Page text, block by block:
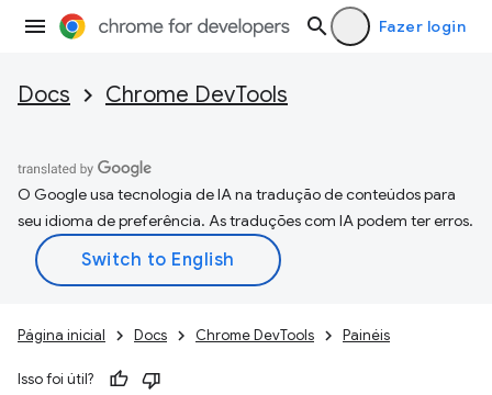
Fazer login
Docs Chrome DevTools
O Google usa tecnologia de IA na tradução de conteúdos para
seu idioma de preferência. As traduções com IA podem ter erros.
Página inicial Docs Chrome DevTools Painéis
Isso foi útil?